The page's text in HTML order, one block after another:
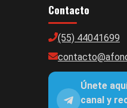
Contacto
(55) 44041699
Únete
canal y